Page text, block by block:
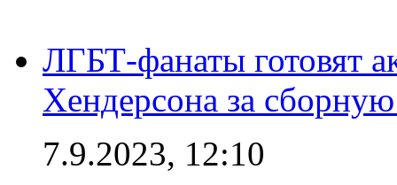
ЛГБТ-фанаты готовят
Хендерсона за
7.9.2023, 12:10